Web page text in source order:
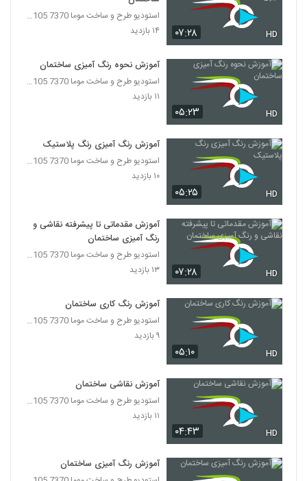
۰۷:۲۸ HD
استودیو طرح و ساخت موما 7370 7105-021
۱۴ بازدید
۰۵:۲۳ HD
آموزش نحوه رنگ آمیزی ساختمان
استودیو طرح و ساخت موما 7370 7105-021
۱۱ بازدید
۰۵:۲۵ HD
آموزش رنگ آمیزی رنگ پلاستیک
استودیو طرح و ساخت موما 7370 7105-021
۱۰ بازدید
۰۷:۲۸ HD
آموزش مقدماتی تا پیشرفته نقاشی و
رنگ آمیزی ساختمان
استودیو طرح و ساخت موما 7370 7105-021
۱۳ بازدید
۰۵:۱۰ HD
آموزش رنگ کاری ساختمان
استودیو طرح و ساخت موما 7370 7105-021
۹ بازدید
۰۴:۴۳ HD
آموزش نقاشی ساختمان
استودیو طرح و ساخت موما 7370 7105-021
۱۱ بازدید
آموزش رنگ آمیزی ساختمان